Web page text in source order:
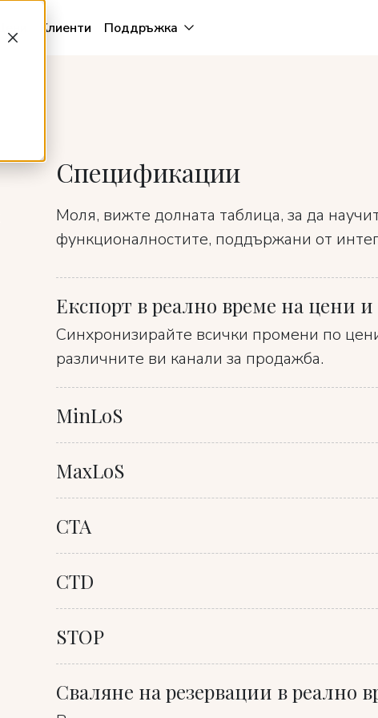
Клиенти Поддръжка
Спецификации
Моля, вижте долната таблица, за да
функционалностите, поддържани от
Експорт в реално време на цени
Синхронизирайте всички промени по
различните ви канали за продажба.
MinLoS
MaxLoS
CTA
CTD
STOP
Сваляне на резервации в реално